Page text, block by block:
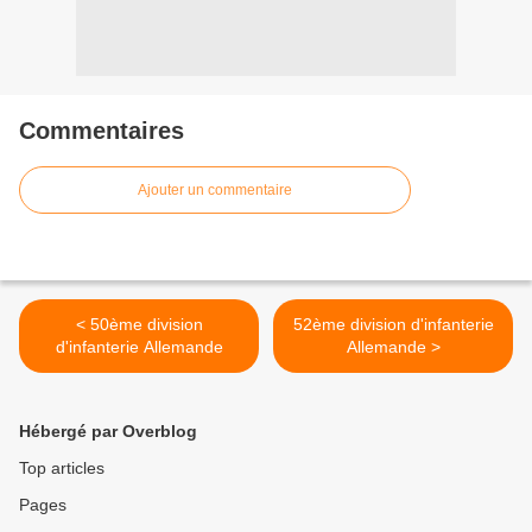
Commentaires
Ajouter un commentaire
< 50ème division
d'infanterie Allemande
52ème division d'infanterie
Allemande >
Hébergé par Overblog
Top articles
Pages